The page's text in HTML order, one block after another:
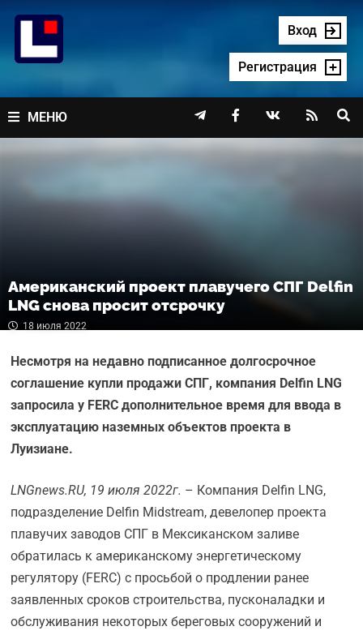
содержимому
Вход
Регистрация
МЕНЮ    
Американский проект плавучего СПГ Delfin
LNG снова просит отсрочку
18 июля 2022
Несмотря на недавно подписанное долгосрочное
соглашение купли продажи СПГ, компания Delfin LNG
запросила у FERC дополнительное время для ввода в
эксплуатацию наземных объектов проекта в
Луизиане.
LNGnews.RU, 19 июля 2022г. – Компания Delfin LNG,
подразделение Delfin Midstream, девелопер проекта
плавучих заводов СПГ в Мексиканском заливе
обратилась к американскому энергетическому
регулятору (FERC) с просьбой о продлении ранее
заявленных сроков строительства, пусконаладки и
обслуживания некоторых береговых сооружений и